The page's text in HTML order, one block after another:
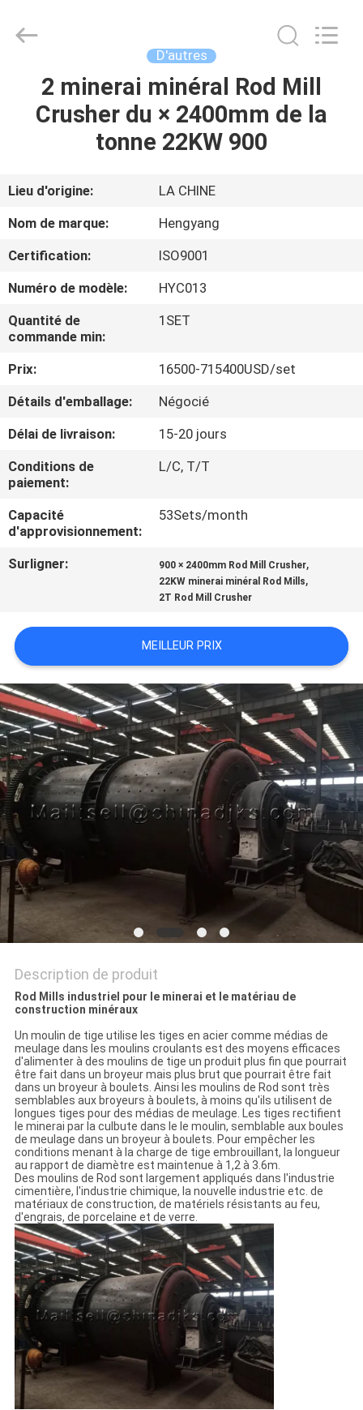
MAISON
PRODUITS
AU
SUJET
DE
VISITE
CONTRÔLE
DE
QUALITÉ
CONTACTEZ-
NOUS
CAS
PLAN
DU
SITE
POLITIQUE
DE
CONFIDENTIALITÉ
Zhengzhou
Hengyang
D'autres
2 minerai minéral Rod Mill
Crusher du × 2400mm de la
tonne 22KW 900
Lieu d'origine:
LA CHINE
Nom de marque:
Hengyang
Certification:
ISO9001
Numéro de modèle:
HYC013
Quantité de
commande min:
1SET
Prix:
16500-715400USD/set
Détails d'emballage:
Négocié
Délai de livraison:
15-20 jours
Conditions de
paiement:
L/C, T/T
Capacité
d'approvisionnement:
53Sets/month
Surligner: 900 × 2400mm Rod Mill Crusher,
22KW minerai minéral Rod Mills,
2T Rod Mill Crusher
MEILLEUR PRIX
Description de produit
Rod Mills industriel pour le minerai et le matériau de
construction minéraux
Un moulin de tige utilise les tiges en acier comme médias de
meulage dans les moulins croulants est des moyens efficaces
d'alimenter à des moulins de tige un produit plus fin que pourrait
être fait dans un broyeur mais plus brut que pourrait être fait
dans un broyeur à boulets. Ainsi les moulins de Rod sont très
semblables aux broyeurs à boulets, à moins qu'ils utilisent de
longues tiges pour des médias de meulage. Les tiges rectifient
le minerai par la culbute dans le le moulin, semblable aux boules
de meulage dans un broyeur à boulets. Pour empêcher les
conditions menant à la charge de tige embrouillant, la longueur
au rapport de diamètre est maintenue à 1,2 à 3.6m.
Des moulins de Rod sont largement appliqués dans l'industrie
cimentière, l'industrie chimique, la nouvelle industrie etc. de
matériaux de construction, de matériels résistants au feu,
d'engrais, de porcelaine et de verre.